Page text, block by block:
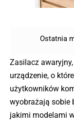
Ostatnia
Zasilacz
urządzenie, o
użytkowników
wyobrażają sobie
jakimi modelami